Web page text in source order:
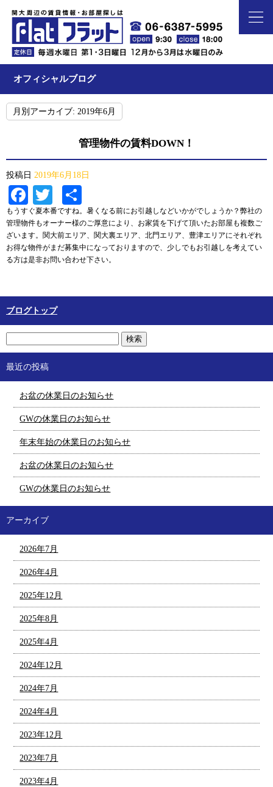
オフィシャルブログ
月別アーカイブ: 2019年6月
管理物件の賃料DOWN！
投稿日 2019年6月18日
Facebook
Twitter
有
もうすぐ夏本番ですね。暑くなる前にお引越しなどいかがでしょうか？弊社の
管理物件もオーナー様のご厚意により、お家賃を下げて頂いたお部屋も複数ご
ざいます。関大前エリア、関大裏エリア、北門エリア、豊津エリアにそれぞれ
お得な物件がまだ募集中になっておりますので、少しでもお引越しを考えてい
る方は是非お問い合わせ下さい。
ブログトップ
最近の投稿
お盆の休業日のお知らせ
GWの休業日のお知らせ
年末年始の休業日のお知らせ
お盆の休業日のお知らせ
GWの休業日のお知らせ
アーカイブ
2026年7月
2026年4月
2025年12月
2025年8月
2025年4月
2024年12月
2024年7月
2024年4月
2023年12月
2023年7月
2023年4月